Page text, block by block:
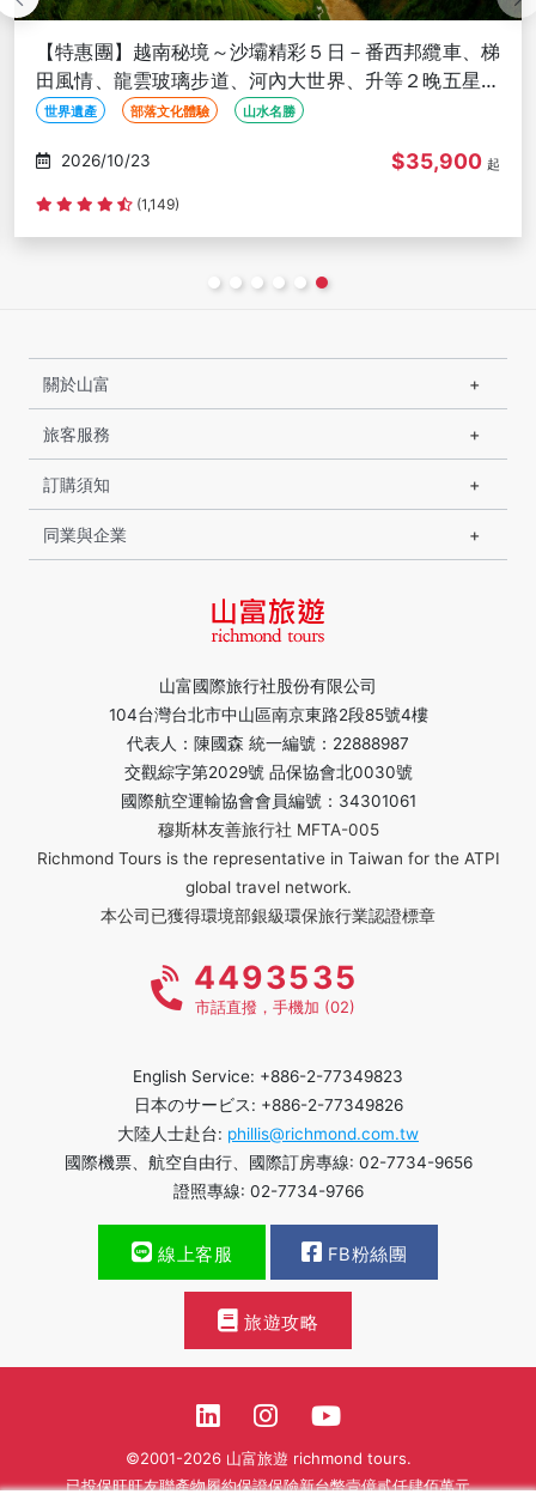
【特惠團】越南秘境～沙壩精彩５日－番西邦纜車、梯
田風情、龍雲玻璃步道、河內大世界、升等２晚五星渡
假村<全程豪華三排椅>
世界遺產 部落文化體驗 山水名勝
2026/10/23 $35,900 起
(1,149)
山富國際旅行社股份有限公司
104台灣台北市中山區南京東路2段85號4樓
代表人：陳國森 統一編號：22888987
交觀綜字第2029號 品保協會北0030號
國際航空運輸協會會員編號：34301061
穆斯林友善旅行社 MFTA-005
Richmond Tours is the representative in Taiwan for the ATPI
global travel network.
本公司已獲得環境部銀級環保旅行業認證標章
關於山富
旅客服務
訂購須知
同業與企業
4493535
市話直撥，手機加 (02)
English Service: +886-2-77349823
日本のサービス: +886-2-77349826
大陸人士赴台: phillis@richmond.com.tw
國際機票、航空自由行、國際訂房專線: 02-7734-9656
證照專線: 02-7734-9766
線上客服 FB粉絲團
旅遊攻略
©2001-2026 山富旅遊 richmond tours.
已投保旺旺友聯產物履約保證保險新台幣壹億貳仟肆佰萬元